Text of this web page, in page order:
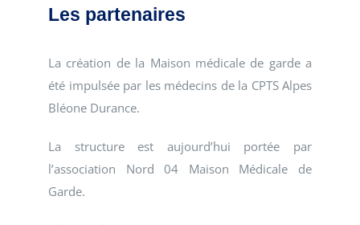
Les partenaires
La création de la Maison médicale de garde a
été impulsée par les médecins de la CPTS Alpes
Bléone Durance.
La structure est aujourd’hui portée par
l’association Nord 04 Maison Médicale de
Garde.